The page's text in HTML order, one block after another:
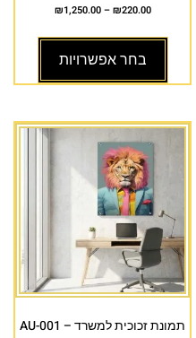
₪220.00
–
₪1,250.00
בחר אפשרויות
תמונת זכוכית למשרד – AU-001